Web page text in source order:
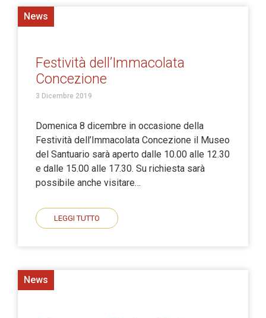
News
Festività dell’Immacolata
Concezione
3 Dicembre 2019
Domenica 8 dicembre in occasione della
Festività dell’Immacolata Concezione il Museo
del Santuario sarà aperto dalle 10.00 alle 12.30
e dalle 15.00 alle 17.30. Su richiesta sarà
possibile anche visitare…
LEGGI TUTTO
News